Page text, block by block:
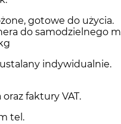
gotowe do użycia.
do samodzielnego
indywidualnie.
faktury VAT.
tel.